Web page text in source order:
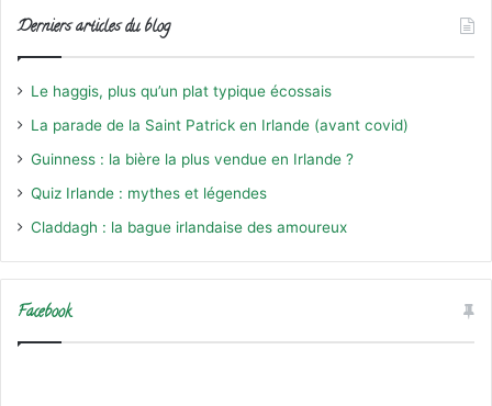
Derniers articles du blog
Le haggis, plus qu’un plat typique écossais
La parade de la Saint Patrick en Irlande (avant covid)
Guinness : la bière la plus vendue en Irlande ?
Quiz Irlande : mythes et légendes
Claddagh : la bague irlandaise des amoureux
Facebook